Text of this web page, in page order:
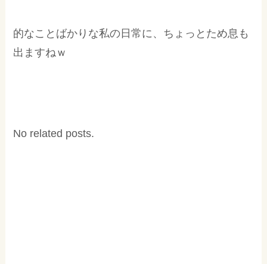
的なことばかりな私の日常に、ちょっとため息も
出ますねｗ
No related posts.